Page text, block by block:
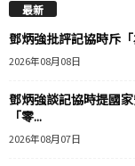
最新
鄧炳強批評記協時斥
2026年08月08日
鄧炳強談記協時提國
「零...
2026年08月07日